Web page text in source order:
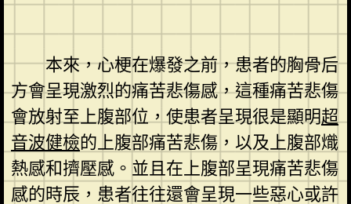
本來，心梗在爆發之前，患者的胸骨后
方會呈現激烈的痛苦悲傷感，這種痛苦悲傷
會放射至上腹部位，使患者呈現很是顯明超
音波健檢的上腹部痛苦悲傷，以及上腹部熾
熱感和擠壓感。並且在上腹部呈現痛苦悲傷
感的時辰，患者往往還會呈現一些惡心或許